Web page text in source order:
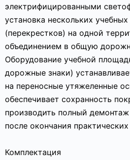
электрифицированными
установка нескольких
(перекрестков) на одной
объединением в общую
Оборудование учебной
дорожные знаки)
на переносные утяжеленные
обеспечивает сохранность
производить полный
после окончания практических
Комплектация